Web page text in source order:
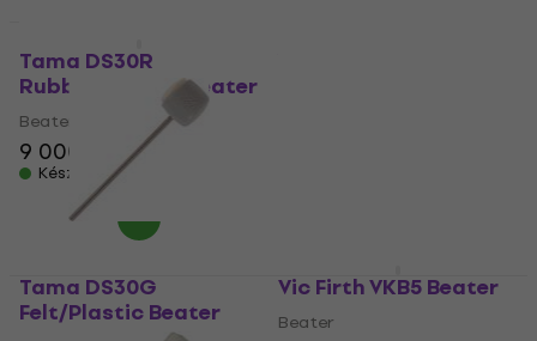
Tama DS30R
Rubber/Plastic Beater
Beater
9 000 Ft
Készleten
Tama DS30G
Felt/Plastic Beater
Vic Firth VKB5 Beater
Beater